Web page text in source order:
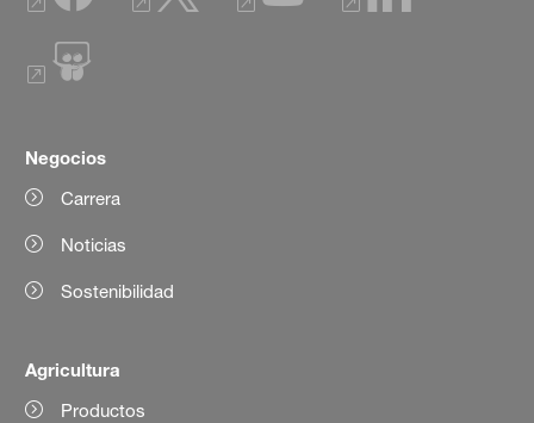
Negocios
Carrera
Noticias
Sostenibilidad
Agricultura
Productos